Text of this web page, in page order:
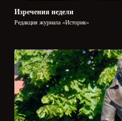
Изречения недели
Редакция журнала «Историк»